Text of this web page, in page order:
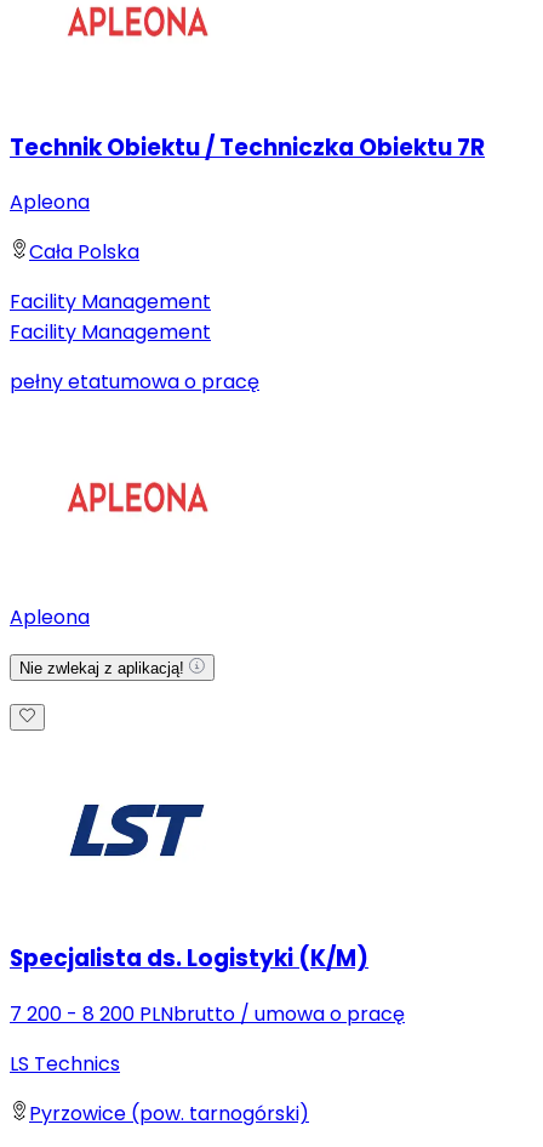
Technik Obiektu / Techniczka Obiektu 7R
Apleona
Cała Polska
Facility Management
Facility Management
pełny etatumowa o pracę
Apleona
Nie zwlekaj z aplikacją!
Specjalista ds. Logistyki (K/M)
7 200 - 8 200 PLNbrutto / umowa o pracę
LS Technics
Pyrzowice (pow. tarnogórski)